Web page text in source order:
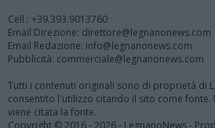
Cell.: +39.393.9013760
Email Direzione: direttore@legnanonews.com
Email Redazione: info@legnanonews.com
Pubblicità: commerciale@legnanonews.com
Tutti i contenuti originali sono di proprietà di
consentito l'utilizzo citando il sito come fonte.
viene citata la fonte.
Copyright © 2016 - 2026 - LegnanoNews -